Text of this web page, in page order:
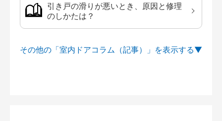
引き戸の滑りが悪いとき、原因と修理
のしかたは？
その他の「室内ドアコラム（記事）」を